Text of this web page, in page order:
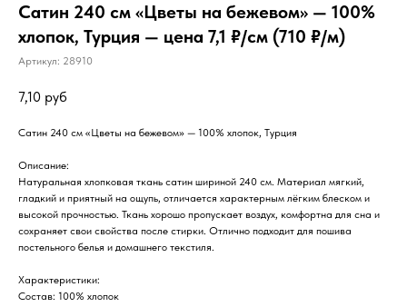
Сатин 240 см «Цветы на бежевом» — 100%
хлопок, Турция — цена 7,1 ₽/см (710 ₽/м)
Артикул: 28910
7,10 руб
Сатин 240 см «Цветы на бежевом» — 100% хлопок, Турция
Описание:
Натуральная хлопковая ткань сатин шириной 240 см. Материал мягкий,
гладкий и приятный на ощупь, отличается характерным лёгким блеском и
высокой прочностью. Ткань хорошо пропускает воздух, комфортна для сна и
сохраняет свои свойства после стирки. Отлично подходит для пошива
постельного белья и домашнего текстиля.
Характеристики:
Состав: 100% хлопок